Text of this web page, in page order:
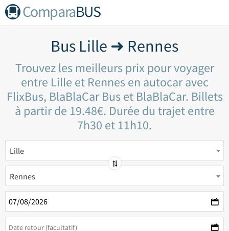
ComparaBUS
Bus Lille ➜ Rennes
Trouvez les meilleurs prix pour voyager
entre Lille et Rennes en autocar avec
FlixBus, BlaBlaCar Bus et BlaBlaCar. Billets
à partir de 19.48€. Durée du trajet entre
7h30 et 11h10.
Lille
Rennes